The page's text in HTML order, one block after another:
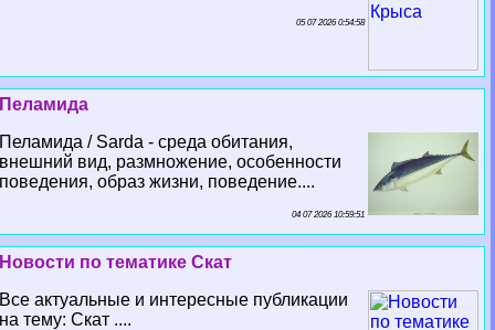
05 07 2026 0:54:58
Пеламида
Пеламида / Sarda - среда обитания,
внешний вид, размножение, особенности
поведения, образ жизни, поведение....
04 07 2026 10:59:51
Новости по тематике Скат
Все актуальные и интересные публикации
на тему: Скат ....